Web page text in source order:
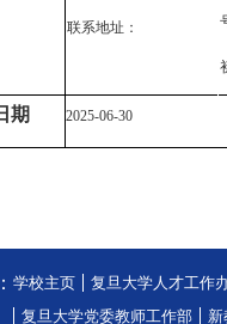
联系地址：
期 2025-06-30
学校主页
复旦大学人才工作
复旦大学党委教师工作部